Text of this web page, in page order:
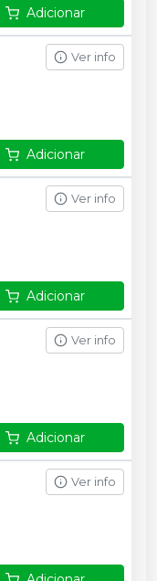
Adicionar
Ver info
Adicionar
Ver info
Adicionar
Ver info
Adicionar
Ver info